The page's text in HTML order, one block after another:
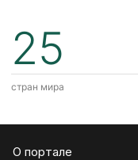
25
стран мира
О портале